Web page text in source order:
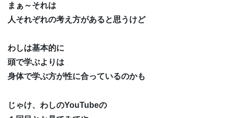
まぁ～それは
人それぞれの考え方があると思うけど
わしは基本的に
頭で学ぶよりは
身体で学ぶ方が性に合っているのかも
じゃけ、わしのYouTubeの